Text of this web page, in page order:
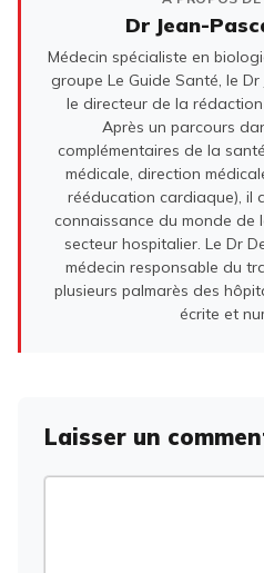
Dr Jean-
Médecin spécialiste en
groupe Le Guide Santé, le
le directeur de la
Après un parcours
complémentaires de la
médicale, direction
rééducation cardiaque), il
connaissance du monde de
secteur hospitalier. Le Dr
médecin responsable du
plusieurs palmarès des
écrite et
Laisser un